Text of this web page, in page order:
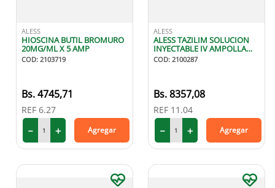
ALESS
HIOSCINA BUTIL BROMURO
20MG/ML X 5 AMP
COD: 2103719
4745,71
REF 6.27
＋
－ Agregar
ALESS
ALESS TAZILIM SOLUCION
INYECTABLE IV AMPOLLA
4G-0.5G X1
COD: 2100287
8357,08
REF 11.04
＋
－ Agregar